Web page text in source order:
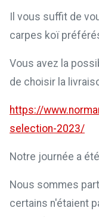
Il vous suffit de
carpes koï
Vous avez la
de choisir la
https://
selection-2023/
Notre journée a
Nous sommes
certains n'étaient